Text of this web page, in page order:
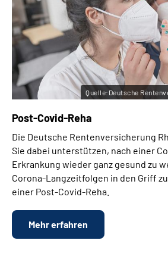
Post-Covid-Reha
Die Deutsche Rentenversicherung
Sie dabei unterstützen, nach einer
Erkrankung wieder ganz gesund zu
Corona-Langzeitfolgen in den Griff
einer Post-Covid-Reha.
Mehr erfahren
Quelle:Deutsche